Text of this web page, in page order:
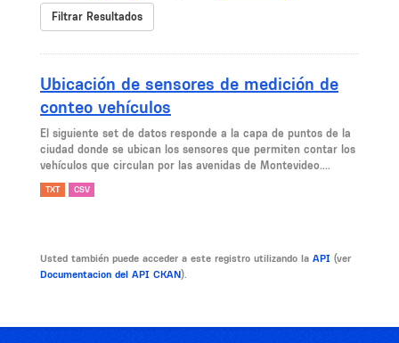
Filtrar Resultados
Ubicación de sensores de medición de
conteo vehículos
El siguiente set de datos responde a la capa de puntos de la
ciudad donde se ubican los sensores que permiten contar los
vehículos que circulan por las avenidas de Montevideo....
TXT CSV
Usted también puede acceder a este registro utilizando la API (ver
Documentacion del API CKAN).